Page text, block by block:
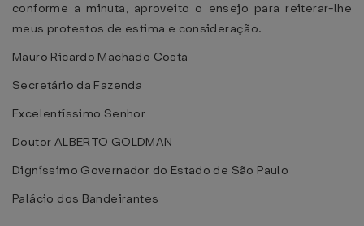
conforme a minuta, aproveito o ensejo para reiterar-lhe
meus protestos de estima e consideração.
Mauro Ricardo Machado Costa
Secretário da Fazenda
Excelentíssimo Senhor
Doutor ALBERTO GOLDMAN
Digníssimo Governador do Estado de São Paulo
Palácio dos Bandeirantes